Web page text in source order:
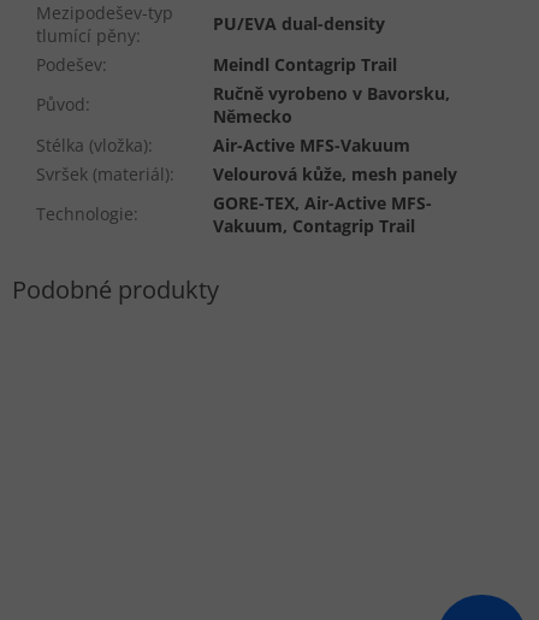
Mezipodešev-typ
tlumící pěny:
PU/EVA dual-density
Podešev:
Meindl Contagrip Trail
Původ:
Ručně vyrobeno v Bavorsku,
Německo
Stélka (vložka):
Air-Active MFS-Vakuum
Svršek (materiál):
Velourová kůže, mesh panely
Technologie:
GORE-TEX, Air-Active MFS-
Vakuum, Contagrip Trail